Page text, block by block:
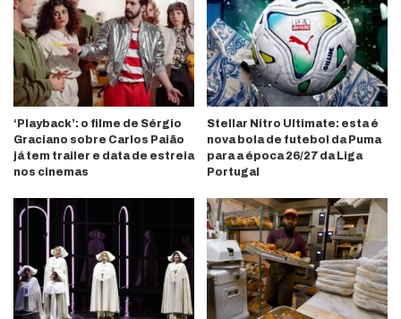
‘Playback’: o filme de Sérgio
Graciano sobre Carlos Paião
já tem trailer e data de estreia
nos cinemas
Stellar Nitro Ultimate: esta é
nova bola de futebol da Puma
para a época 26/27 da Liga
Portugal